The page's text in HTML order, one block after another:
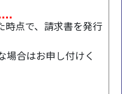
点で、請求書を発行
合はお申し付けく